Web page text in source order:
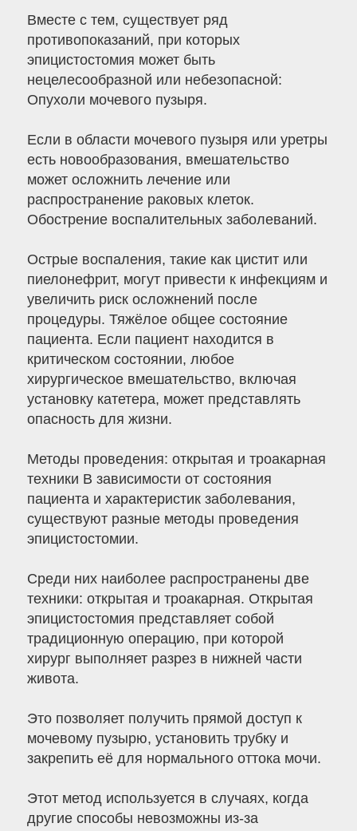
Вместе с тем, существует ряд
противопоказаний, при которых
эпицистостомия может быть
нецелесообразной или небезопасной:
Опухоли мочевого пузыря.
Если в области мочевого пузыря или уретры
есть новообразования, вмешательство
может осложнить лечение или
распространение раковых клеток.
Обострение воспалительных заболеваний.
Острые воспаления, такие как цистит или
пиелонефрит, могут привести к инфекциям и
увеличить риск осложнений после
процедуры. Тяжёлое общее состояние
пациента. Если пациент находится в
критическом состоянии, любое
хирургическое вмешательство, включая
установку катетера, может представлять
опасность для жизни.
Методы проведения: открытая и троакарная
техники В зависимости от состояния
пациента и характеристик заболевания,
существуют разные методы проведения
эпицистостомии.
Среди них наиболее распространены две
техники: открытая и троакарная. Открытая
эпицистостомия представляет собой
традиционную операцию, при которой
хирург выполняет разрез в нижней части
живота.
Это позволяет получить прямой доступ к
мочевому пузырю, установить трубку и
закрепить её для нормального оттока мочи.
Этот метод используется в случаях, когда
другие способы невозможны из-за